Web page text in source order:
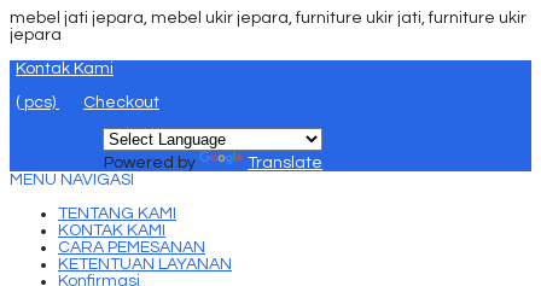
mebel jati jepara, mebel ukir jepara, furniture ukir jati, furniture ukir
jepara
Kontak Kami
( pcs) Checkout
Powered by
Translate
MENU NAVIGASI
TENTANG KAMI
KONTAK KAMI
CARA PEMESANAN
KETENTUAN LAYANAN
Konfirmasi